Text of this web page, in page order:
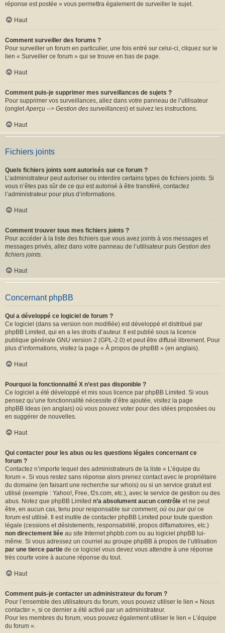
réponse est postée » vous permettra également de surveiller le sujet.
Haut
Comment surveiller des forums ?
Pour surveiller un forum en particulier, une fois entré sur celui-ci, cliquez sur le
lien « Surveiller ce forum » qui se trouve en bas de page.
Haut
Comment puis-je supprimer mes surveillances de sujets ?
Pour supprimer vos surveillances, allez dans votre panneau de l’utilisateur
(ongletAperçu --> Gestion des surveillances) et suivez les instructions.
Haut
Fichiers joints
Quels fichiers joints sont autorisés sur ce forum ?
L’administrateur peut autoriser ou interdire certains types de fichiers joints. Si
vous n’êtes pas sûr de ce qui est autorisé à être transféré, contactez
l’administrateur pour plus d’informations.
Haut
Comment trouver tous mes fichiers joints ?
Pour accéder à la liste des fichiers que vous avez joints à vos messages et
messages privés, allez dans votre panneau de l’utilisateur puis Gestion des
fichiers joints.
Haut
Concernant phpBB
Qui a développé ce logiciel de forum ?
Ce logiciel (dans sa version non modifiée) est développé et distribué par
phpBB Limited , qui en a les droits d’auteur. Il est publié sous la licence
publique générale GNU version 2 (GPL-2.0) et peut être diffusé librement. Pour
plus d’informations, visitez la page « À propos de phpBB » (en anglais).
Haut
Pourquoi la fonctionnalité X n’est pas disponible ?
Ce logiciel a été développé et mis sous licence par phpBB Limited. Si vous
pensez qu’une fonctionnalité nécessite d’être ajoutée, visitez la page
phpBB Ideas (en anglais) où vous pouvez voter pour des idées proposées ou
en suggérer de nouvelles.
Haut
Qui contacter pour les abus ou les questions légales concernant ce
forum ?
Contactez n’importe lequel des administrateurs de la liste « L’équipe du
forum ». Si vous restez sans réponse alors prenez contact avec le propriétaire
du domaine (en faisant une recherche sur whois) ou si un service gratuit est
utilisé (exemple : Yahoo!, Free, f2s.com, etc.), avec le service de gestion ou des
abus. Notez que phpBB Limited n’a absolument aucun contrôle et ne peut
être, en aucun cas, tenu pour responsable sur comment, où ou par qui ce
forum est utilisé. Il est inutile de contacter phpBB Limited pour toute question
légale (cessions et désistements, responsabilité, propos diffamatoires, etc.)
non directement liée au site Internet phpbb.com ou au logiciel phpBB lui-
même. Si vous adressez un courriel au groupe phpBB à propos de l’utilisation
par une tierce partie de ce logiciel vous devez vous attendre à une réponse
très courte voire à aucune réponse du tout.
Haut
Comment puis-je contacter un administrateur du forum ?
Pour l’ensemble des utilisateurs du forum, vous pouvez utiliser le lien « Nous
contacter », si ce dernier a été activé par un administrateur.
Pour les membres du forum, vous pouvez également utiliser le lien « L’équipe
du forum ».